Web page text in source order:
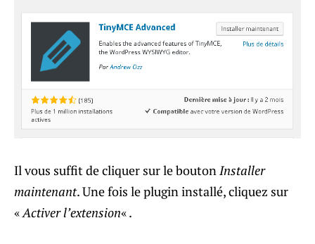
Il vous suffit de cliquer sur le bouton Installer
maintenant. Une fois le plugin installé, cliquez sur
«Activer l’extension« .